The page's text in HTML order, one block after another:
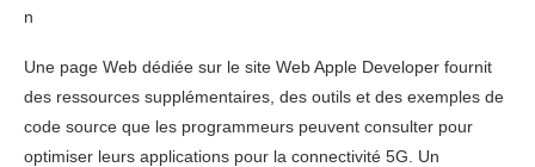
n
Une page Web dédiée sur le site Web Apple Developer fournit
des ressources supplémentaires, des outils et des exemples de
code source que les programmeurs peuvent consulter pour
optimiser leurs applications pour la connectivité 5G. Un